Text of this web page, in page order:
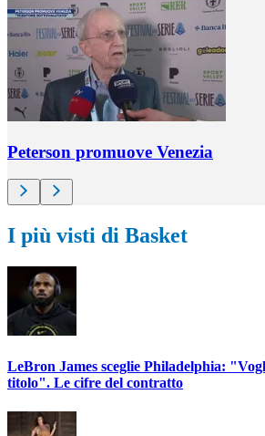
Peterson promuove Venezia
I più visti di Basket
LeBron James sceglie Philadelphia:
titolo". Le cifre del contratto